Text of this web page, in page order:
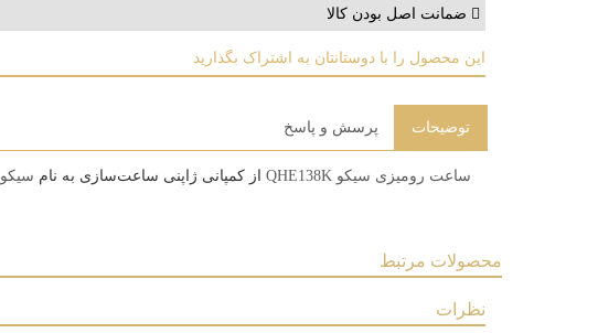
ضمانت اصل بودن کالا
این محصول را با دوستانتان به اشتراک بگذارید
توضیحات پرسش و پاسخ
ساعت رومیزی سیکو QHE138K از کمپانی ژاپنی ساعت‌سازی به نام سیکو
محصولات مرتبط
نظرات